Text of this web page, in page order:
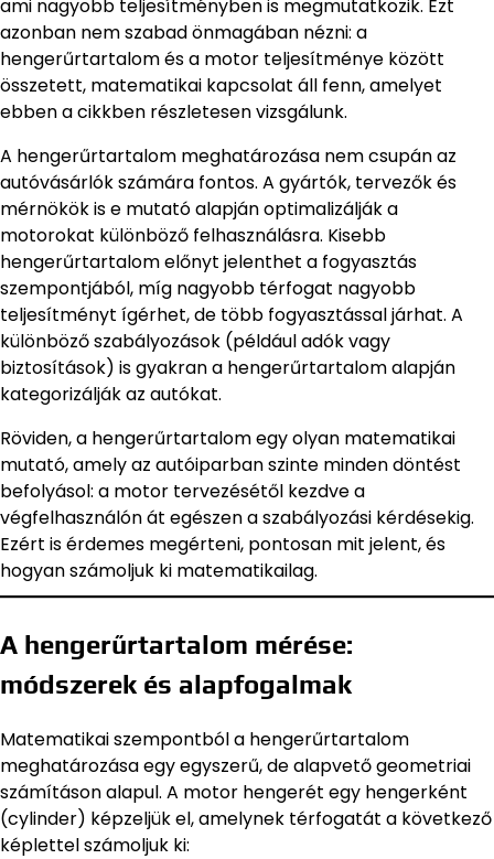
ami nagyobb teljesítményben is megmutatkozik. Ezt
azonban nem szabad önmagában nézni: a
hengerűrtartalom és a motor teljesítménye között
összetett, matematikai kapcsolat áll fenn, amelyet
ebben a cikkben részletesen vizsgálunk.
A hengerűrtartalom meghatározása nem csupán az
autóvásárlók számára fontos. A gyártók, tervezők és
mérnökök is e mutató alapján optimalizálják a
motorokat különböző felhasználásra. Kisebb
hengerűrtartalom előnyt jelenthet a fogyasztás
szempontjából, míg nagyobb térfogat nagyobb
teljesítményt ígérhet, de több fogyasztással járhat. A
különböző szabályozások (például adók vagy
biztosítások) is gyakran a hengerűrtartalom alapján
kategorizálják az autókat.
Röviden, a hengerűrtartalom egy olyan matematikai
mutató, amely az autóiparban szinte minden döntést
befolyásol: a motor tervezésétől kezdve a
végfelhasználón át egészen a szabályozási kérdésekig.
Ezért is érdemes megérteni, pontosan mit jelent, és
hogyan számoljuk ki matematikailag.
A hengerűrtartalom mérése:
módszerek és alapfogalmak
Matematikai szempontból a hengerűrtartalom
meghatározása egy egyszerű, de alapvető geometriai
számításon alapul. A motor hengerét egy hengerként
(cylinder) képzeljük el, amelynek térfogatát a következő
képlettel számoljuk ki: